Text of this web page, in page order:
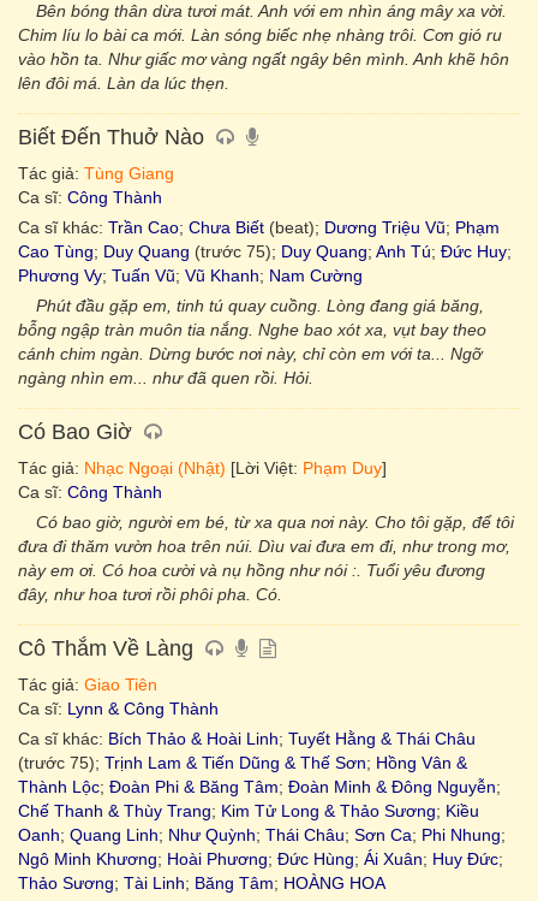
Bên bóng thân dừa tươi mát. Anh với em nhìn áng mây xa vời.
Chim líu lo bài ca mới. Làn sóng biếc nhẹ nhàng trôi. Cơn gió ru
vào hồn ta. Như giấc mơ vàng ngất ngây bên mình. Anh khẽ hôn
lên đôi má. Làn da lúc thẹn.
Biết Đến Thuở Nào
Tác giả: Tùng Giang
Ca sĩ: Công Thành
Ca sĩ khác: Trần Cao; Chưa Biết (beat); Dương Triệu Vũ; Phạm
Cao Tùng; Duy Quang (trước 75); Duy Quang; Anh Tú; Đức Huy;
Phương Vy; Tuấn Vũ; Vũ Khanh; Nam Cường
Phút đầu gặp em, tinh tú quay cuồng. Lòng đang giá băng,
bỗng ngập tràn muôn tia nắng. Nghe bao xót xa, vụt bay theo
cánh chim ngàn. Dừng bước nơi này, chỉ còn em với ta... Ngỡ
ngàng nhìn em... như đã quen rồi. Hỏi.
Có Bao Giờ
Tác giả: Nhạc Ngoại (Nhật) [Lời Việt: Phạm Duy]
Ca sĩ: Công Thành
Có bao giờ, người em bé, từ xa qua nơi này. Cho tôi gặp, để tôi
đưa đi thăm vườn hoa trên núi. Dìu vai đưa em đi, như trong mơ,
này em ơi. Có hoa cười và nụ hồng như nói :. Tuổi yêu đương
đây, như hoa tươi rồi phôi pha. Có.
Cô Thắm Về Làng
Tác giả: Giao Tiên
Ca sĩ: Lynn & Công Thành
Ca sĩ khác: Bích Thảo & Hoài Linh; Tuyết Hằng & Thái Châu
(trước 75); Trịnh Lam & Tiến Dũng & Thế Sơn; Hồng Vân &
Thành Lộc; Đoàn Phi & Băng Tâm; Đoàn Minh & Đông Nguyễn;
Chế Thanh & Thùy Trang; Kim Tử Long & Thảo Sương; Kiều
Oanh; Quang Linh; Như Quỳnh; Thái Châu; Sơn Ca; Phi Nhung;
Ngô Minh Khương; Hoài Phương; Đức Hùng; Ái Xuân; Huy Đức;
Thảo Sương; Tài Linh; Băng Tâm; HOÀNG HOA